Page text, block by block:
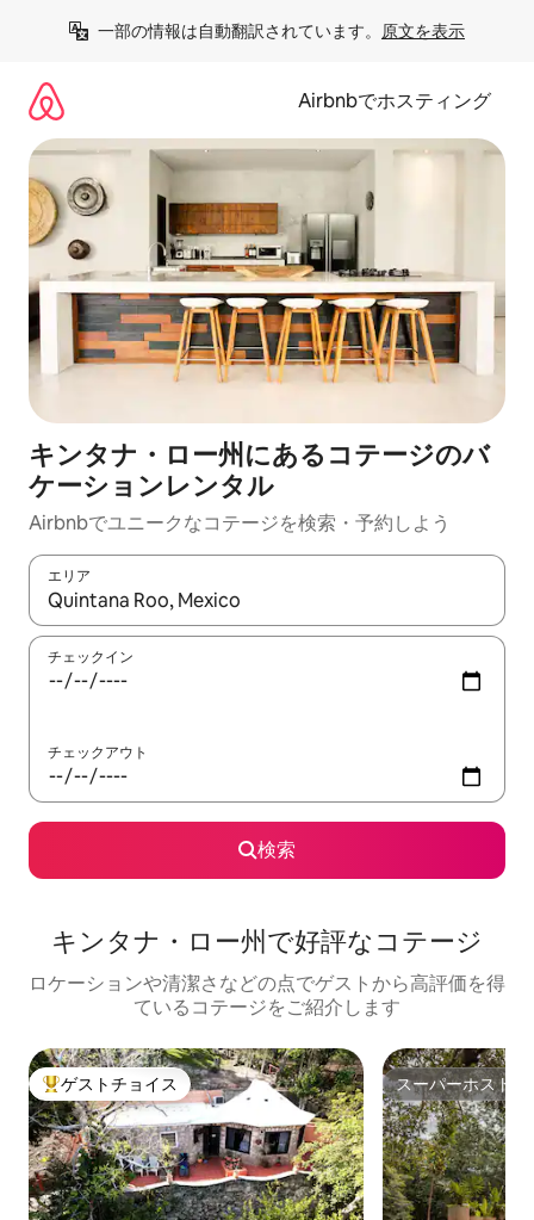
一部の情報は自動翻訳されています。 原文を表示
Airbnbでホスティング
キンタナ・ロー州にあるコテージのバ
ケーションレンタル
Airbnbでユニークなコテージを検索・予約しよう
エリア
検索結果が表示されたら、上下の矢印キーを使って移動するか
チェックイン
チェックアウト
検索
キンタナ・ロー州で好評なコテージ
ロケーションや清潔さなどの点でゲストから高評価を得
ているコテージをご紹介します
大好評のゲストチョイスです。
ゲストチョイス スーパーホスト
スーパーホスト